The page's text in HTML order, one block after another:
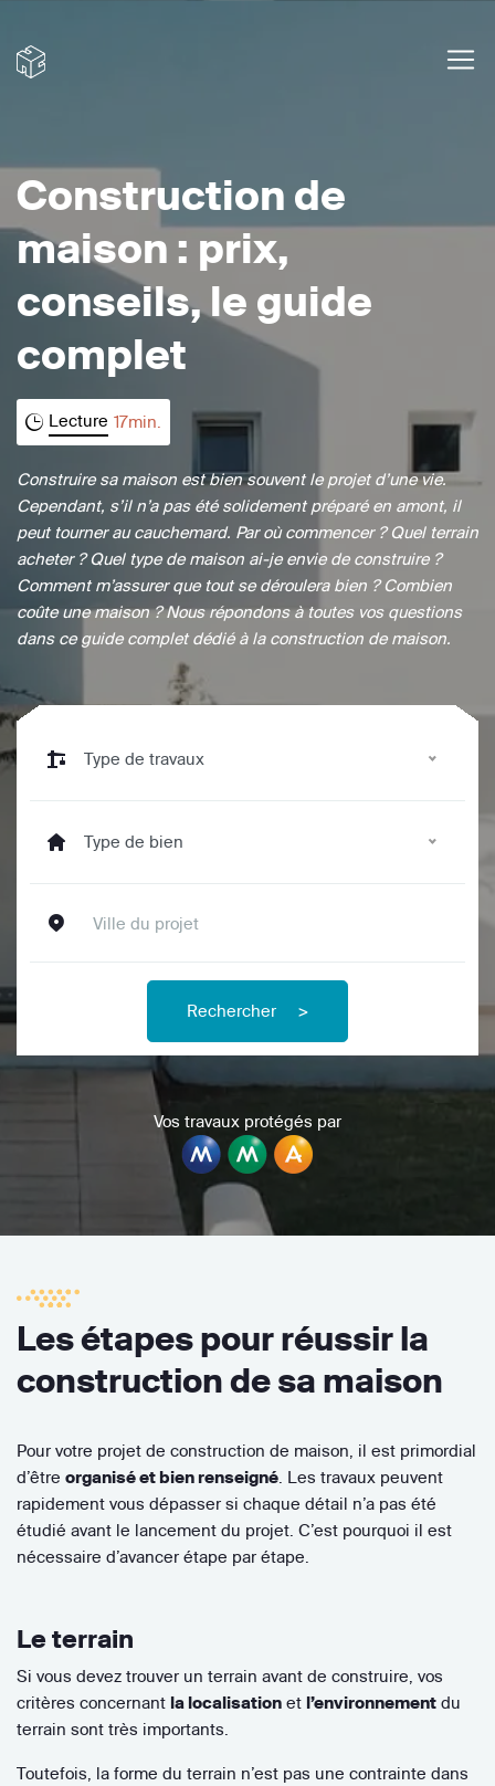
Construction de
maison : prix,
conseils, le guide
complet
Lecture 17min.
Construire sa maison est bien souvent le projet d’une vie.
Cependant, s’il n’a pas été solidement préparé en amont, il
peut tourner au cauchemard. Par où commencer ? Quel terrain
acheter ? Quel type de maison ai-je envie de construire ?
Comment m’assurer que tout se déroulera bien ? Combien
coûte une maison ? Nous répondons à toutes vos questions
dans ce guide complet dédié à la construction de maison.
Type de travaux
Type de bien
Rechercher >
Vos travaux protégés par
Les étapes pour réussir la
construction de sa maison
Pour votre projet de construction de maison, il est primordial
d’être organisé et bien renseigné. Les travaux peuvent
rapidement vous dépasser si chaque détail n’a pas été
étudié avant le lancement du projet. C’est pourquoi il est
nécessaire d’avancer étape par étape.
Le terrain
Si vous devez trouver un terrain avant de construire, vos
critères concernant la localisation et l’environnement du
terrain sont très importants.
Toutefois, la forme du terrain n’est pas une contrainte dans